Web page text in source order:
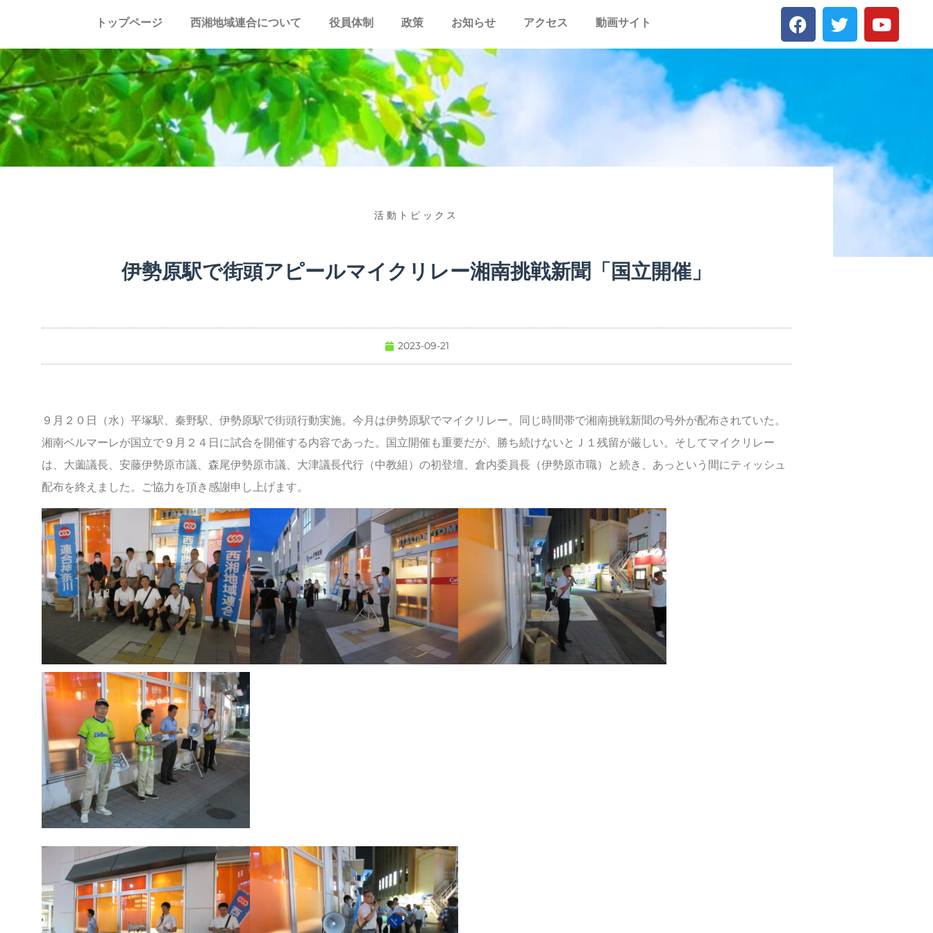
トップページ 西湘地域連合について 役員体制 政策 お知らせ アクセス 動画サイト
活動トピックス
伊勢原駅で街頭アピールマイクリレー湘南挑戦新聞「国立開催」
2023-09-21
９月２０日（水）平塚駅、秦野駅、伊勢原駅で街頭行動実施。今月は伊勢原駅でマイクリレー。同じ時間帯で湘南挑戦新聞の号外が配布されていた。
湘南ベルマーレが国立で９月２４日に試合を開催する内容であった。国立開催も重要だが、勝ち続けないとＪ１残留が厳しい。そしてマイクリレー
は、大薗議長、安藤伊勢原市議、森尾伊勢原市議、大津議長代行（中教組）の初登壇、倉内委員長（伊勢原市職）と続き、あっという間にティッシュ
配布を終えました。ご協力を頂き感謝申し上げます。